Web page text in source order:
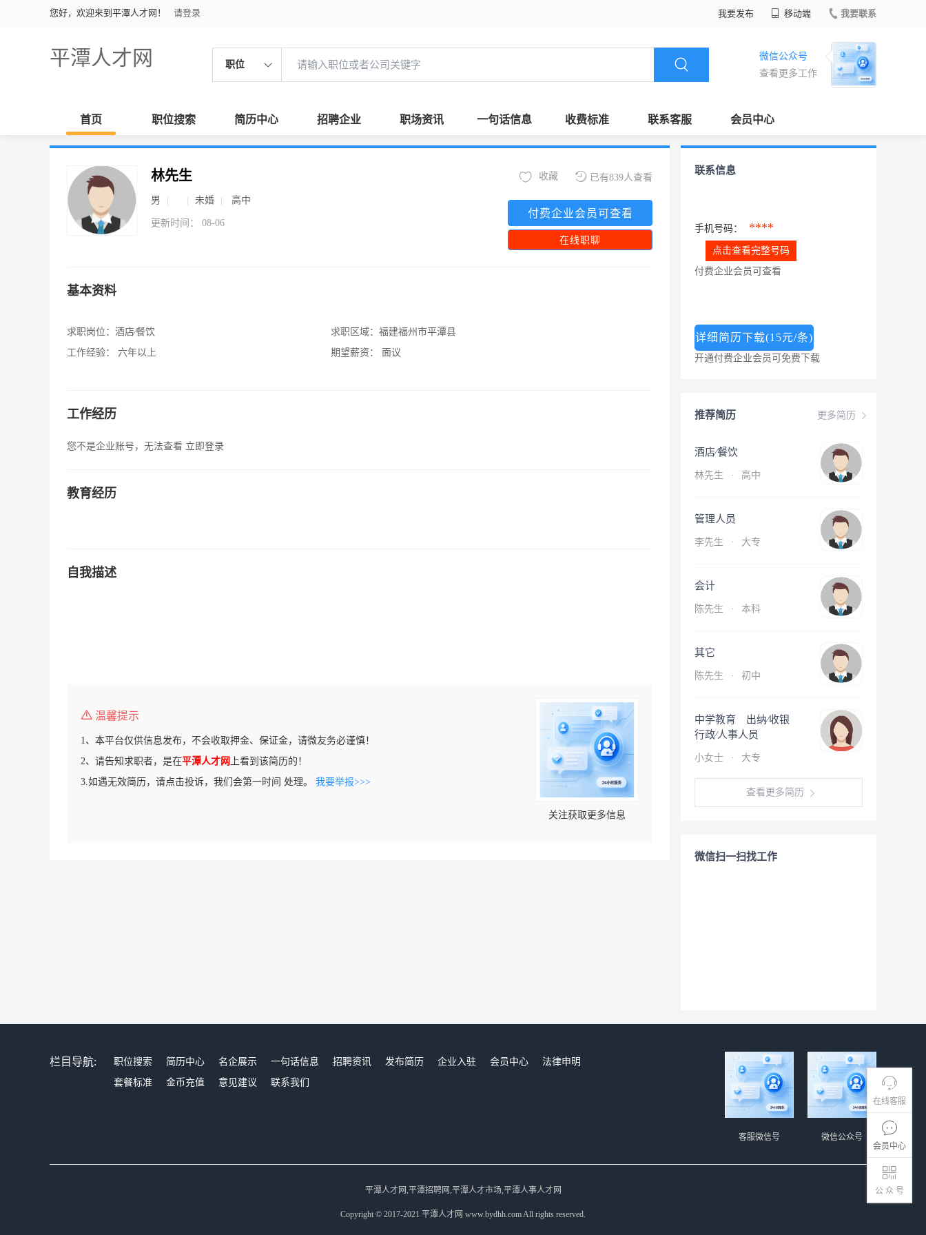
您好，欢迎来到平潭人才网！ 请登录 我要发布 移动端 我要联系
平潭人才网 职位
微信公众号
查看更多工作
首页 职位搜索 简历中心 招聘企业 职场资讯 一句话信息 收费标准 联系客服 会员中心
在线客服
会员中心
公 众 号
林先生
男 未婚 高中
更新时间： 08-06
已有839人查看
收藏
付费企业会员可查看
在线职聊
基本资料
求职岗位： 酒店∕餐饮
工作经验：
六年以上
求职区域： 福建福州市平潭县
期望薪资：
面议
工作经历
您不是企业账号，无法查看 立即登录
教育经历
自我描述
温馨提示
1、本平台仅供信息发布，不会收取押金、保证金，请微友务必谨慎！
2、请告知求职者，是在平潭人才网 上看到该简历的！
3.如遇无效简历，请点击投诉，我们会第一时间 处理。 我要举报>>>
关注获取更多信息
联系信息
手机号码： ****
点击查看完整号码
付费企业会员可查看
详细简历下载(15元/条)
开通付费企业会员可免费下载
更多简历
推荐简历
酒店∕餐饮
林先生 · 高中
管理人员
李先生 · 大专
会计
陈先生 · 本科
其它
陈先生 · 初中
中学教育 出纳∕收银
行政∕人事人员
小女士 · 大专
查看更多简历
微信扫一扫找工作
栏目导航: 职位搜索 简历中心 名企展示 一句话信息 招聘资讯 发布简历 企业入驻 会员中心
法律申明
套餐标准
金币充值 意见建议 联系我们
微信公众号
客服微信号
平潭人才网,平潭招聘网,平潭人才市场,平潭人事人才网
Copyright © 2017-2021 平潭人才网 www.bydhh.com All rights reserved.